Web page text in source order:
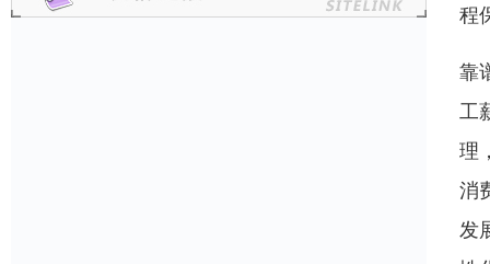
程
靠
工
理
消
发